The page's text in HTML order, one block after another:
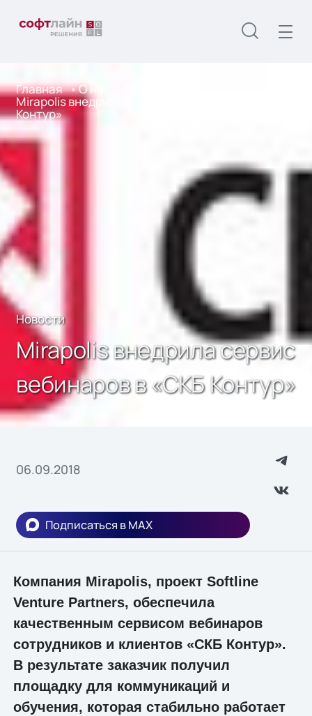
Главная О нас
Mirapolis внедрила сервис вебинаров в «СКБ
Контур»
Новости
Mirapolis внедрила сервис
вебинаров в «СКБ Контур»
06.09.2018
Подписаться в MAX
Компания Mirapolis, проект Softline
Venture Partners, обеспечила
качественным сервисом вебинаров
сотрудников и клиентов «СКБ Контур».
В результате заказчик получил
площадку для коммуникаций и
обучения, которая стабильно работает